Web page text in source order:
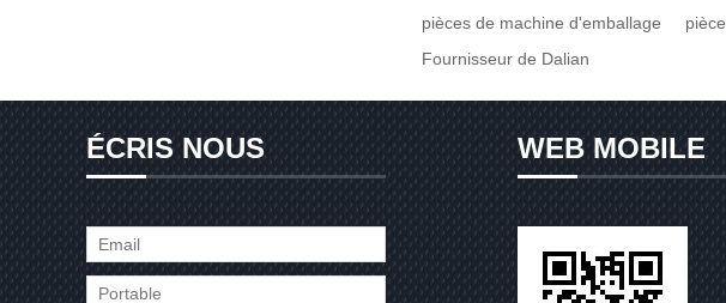
pièces de machine d'emballage
Fournisseur de Dalian
ÉCRIS NOUS WEB MOBILE